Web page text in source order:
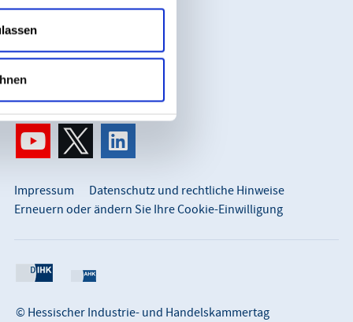
65183 Wiesbaden
0611 360 115-0
© Hessischer Industrie- und Handelskammertag
Impressum
Datenschutz und rechtliche Hinweise
Erneuern oder ändern Sie Ihre Cookie-Einwilligung